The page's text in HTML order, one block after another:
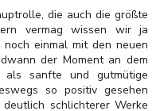
die auch die größte
vermag wissen wir ja
einmal mit den neuen
der Moment an dem
sanfte und gutmütige
so positiv gesehen
schlichterer Werke